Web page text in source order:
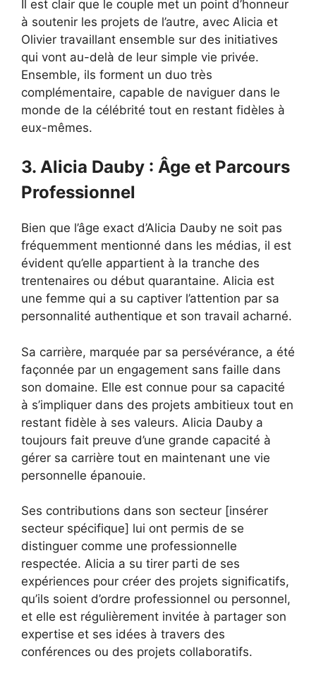
Il est clair que le couple met un point d’honneur
à soutenir les projets de l’autre, avec Alicia et
Olivier travaillant ensemble sur des initiatives
qui vont au-delà de leur simple vie privée.
Ensemble, ils forment un duo très
complémentaire, capable de naviguer dans le
monde de la célébrité tout en restant fidèles à
eux-mêmes.
3. Alicia Dauby : Âge et Parcours
Professionnel
Bien que l’âge exact d’Alicia Dauby ne soit pas
fréquemment mentionné dans les médias, il est
évident qu’elle appartient à la tranche des
trentenaires ou début quarantaine. Alicia est
une femme qui a su captiver l’attention par sa
personnalité authentique et son travail acharné.
Sa carrière, marquée par sa persévérance, a été
façonnée par un engagement sans faille dans
son domaine. Elle est connue pour sa capacité
à s’impliquer dans des projets ambitieux tout en
restant fidèle à ses valeurs. Alicia Dauby a
toujours fait preuve d’une grande capacité à
gérer sa carrière tout en maintenant une vie
personnelle épanouie.
Ses contributions dans son secteur [insérer
secteur spécifique] lui ont permis de se
distinguer comme une professionnelle
respectée. Alicia a su tirer parti de ses
expériences pour créer des projets significatifs,
qu’ils soient d’ordre professionnel ou personnel,
et elle est régulièrement invitée à partager son
expertise et ses idées à travers des
conférences ou des projets collaboratifs.